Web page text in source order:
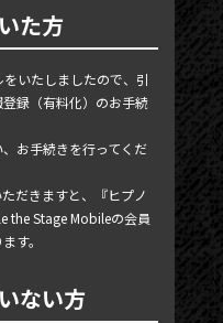
MAIL
た方
いたしましたので、引
録（有料化）のお手続
お手続きを行ってくだ
だきますと、『ヒプノ
the Stage Mobileの会員
す。
ない方